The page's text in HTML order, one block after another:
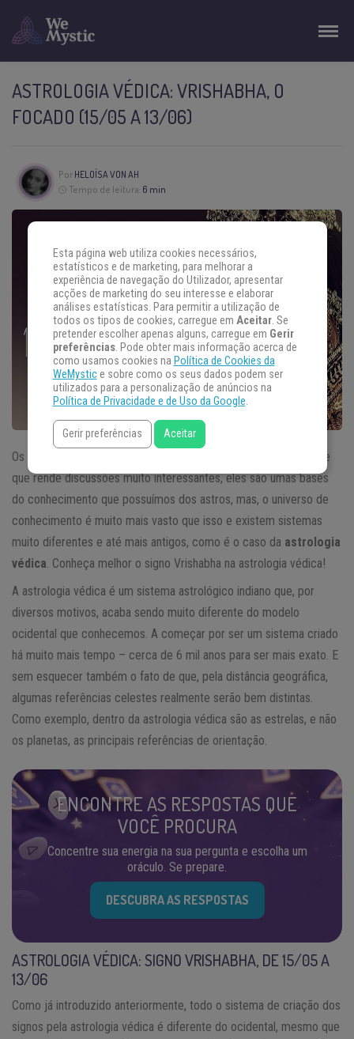
ASTROLOGIA VÉDICA: VRISHABHA, O
FOCADO (15/05 A 13/06)
Por HELOÍSA VON AH
Tempo de leitura: 6 min
Os
são realmente um assunto muito popular e
que rende discussões muito interessantes, eles são umas bases
do conhecimento que possuímos dos astros, mas, o universo de
conhecimento é muito mais vasto que isso e existem sistemas
muito diferentes e até mais antigos, como é o caso da astrologia
védica . Conheça melhor o signo Vrishabha na astrologia védica!
A astrologia védica é um sistema astrológico indiano que, por
diversos motivos, acaba sendo muito diferente do modelo
ocidental que conhecemos. A começar por ser um sistema criado
há muito mais tempo – cerca de 6 mil anos para ser mais exato. E
sem esquecer também o fato de que, pela distância geográfica,
algumas referências celestes realmente serão bem distintas.
Como exemplo, dentro da astrologia védica são as estrelas, e não
os planetas, as principais referências de orientação.
ENCONTRE AS RESPOSTAS QUE
VOCÊ PROCURA
Concentre sua energia na sua pergunta e escolha um
oráculo. Se prepare.
DESCUBRA AS RESPOSTAS
ASTROLOGIA VÉDICA: SIGNO VRISHABHA, DE 15/05 A
13/06
Como já introduzido anteriormente, todo o sistema de criação dos
signos pela astrologia védica é diferente do ocidental, mesmo que
Esta página web utiliza cookies necessários,
estatísticos e de marketing, para melhorar a
experiência de navegação do Utilizador, apresentar
acções de marketing do seu interesse e elaborar
análises estatísticas. Para permitir a utilização de
todos os tipos de cookies, carregue em Aceitar. Se
pretender escolher apenas alguns, carregue em Gerir
preferências. Pode obter mais informação acerca de
como usamos cookies na Política de Cookies da
WeMystice sobre como os seus dados podem ser
utilizados para a personalização de anúncios na
Política de Privacidade e de Uso da Google.
Gerir preferências Aceitar